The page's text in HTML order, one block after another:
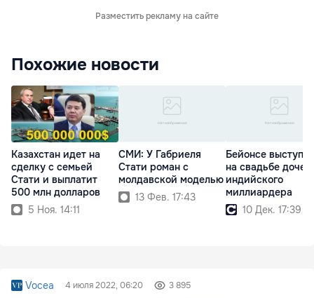
Разместить рекламу на сайте
Похожие новости
Казахстан идет на
сделку с семьей
Стати и выплатит
500 млн долларов
5 Ноя. 14:11
СМИ: У Габриеля
Стати роман с
молдавской моделью
13 Фев. 17:43
Бейонсе
на свадьбе
индийского
миллиардера
10 Дек. 17:39
Vocea 4 июля 2022, 06:20 3 895